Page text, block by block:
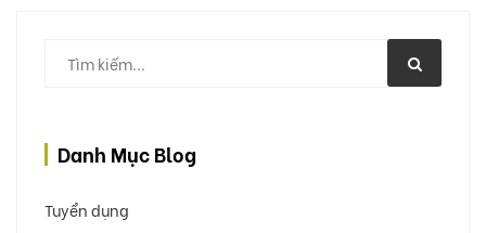
Danh Mục Blog
Tuyển dụng